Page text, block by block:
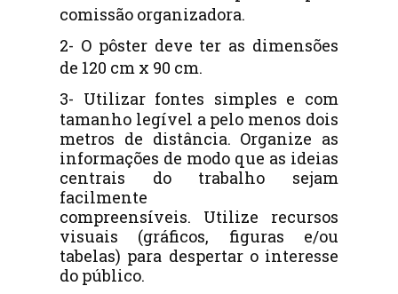
comissão organizadora.
2- O pôster deve ter as dimensões
de 120 cm x 90 cm.
3- Utilizar fontes simples e com
tamanho legível a pelo menos dois
metros de distância. Organize as
informações de modo que as ideias
centrais do trabalho sejam
facilmente
compreensíveis. Utilize recursos
visuais (gráficos, figuras e/ou
tabelas) para despertar o interesse
do público.